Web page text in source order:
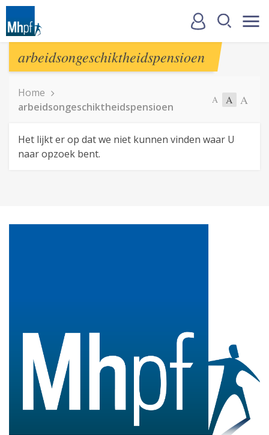
arbeidsongeschiktheidspensioen
Home
arbeidsongeschiktheidspensioen
A A A
Het lijkt er op dat we niet kunnen vinden waar U
naar opzoek bent.